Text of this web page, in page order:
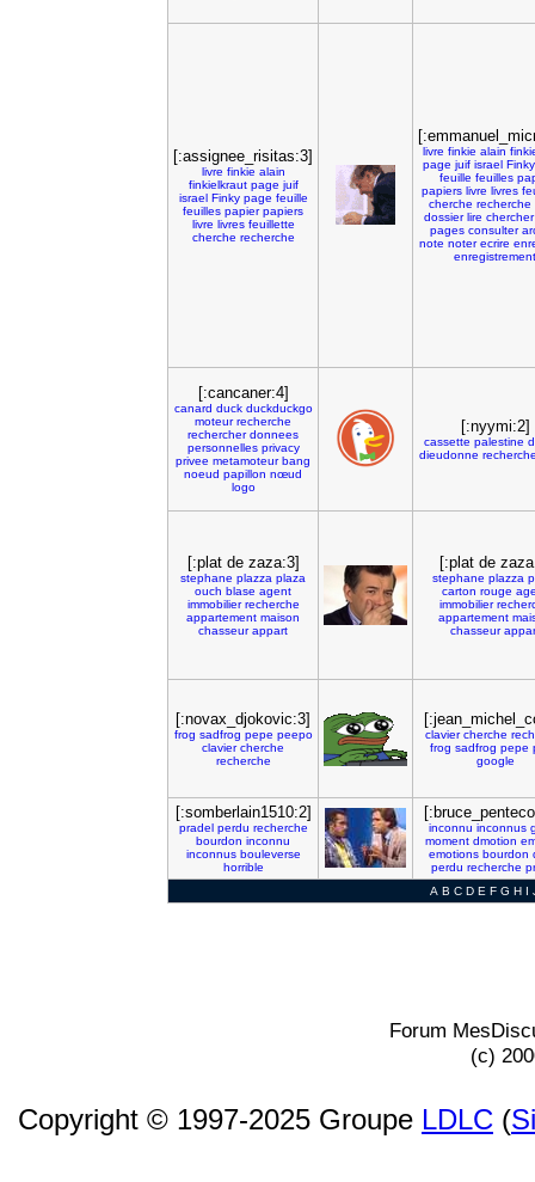
[:assignee_risitas:3]
livre finkie alain
finkielkraut page juif
israel Finky page feuille
feuilles papier papiers
livre livres feuillette
cherche recherche
livre finkie alain
page juif israel Finky
feuille feuilles
papiers livre livres
cherche recherche
dossier lire chercher
pages consulter
note noter ecrire
enregistrement
[:cancaner:4]
canard duck duckduckgo
moteur recherche
rechercher donnees
personnelles privacy
privee metamoteur bang
noeud papillon nœud
logo
[:nyymi:2]
cassette palestine
dieudonne
[:plat de zaza:3]
stephane plazza plaza
ouch blase agent
immobilier recherche
appartement maison
chasseur appart
[:plat de
stephane plazza
carton rouge
immobilier
appartement
chasseur
[:novax_djokovic:3]
frog sadfrog pepe peepo
clavier cherche
recherche
clavier cherche
frog sadfrog pepe
google
[:somberlain1510:2]
pradel perdu recherche
bourdon inconnu
inconnus bouleverse
horrible
inconnu inconnus
moment dmotion
emotions bourdon
perdu recherche
A B C D E F G H I
Forum
(c)
Copyright © 1997-2025 Groupe LDLC (